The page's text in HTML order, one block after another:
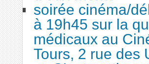
soirée cinéma/
à 19h45 sur la
médicaux au
Tours, 2 rue des